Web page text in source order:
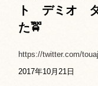
ト デミオ タ
た🚖
https://twitter.com/
2017年10月21日